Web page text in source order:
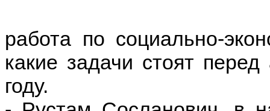
работа по социально-
какие задачи стоят
году.